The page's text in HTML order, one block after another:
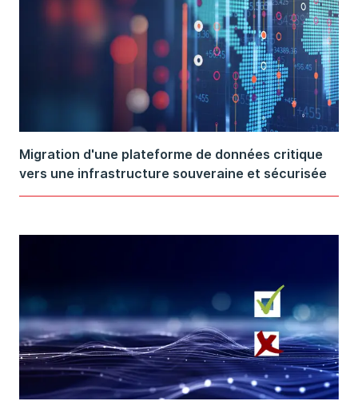
Migration d'une plateforme de données critique
vers une infrastructure souveraine et sécurisée